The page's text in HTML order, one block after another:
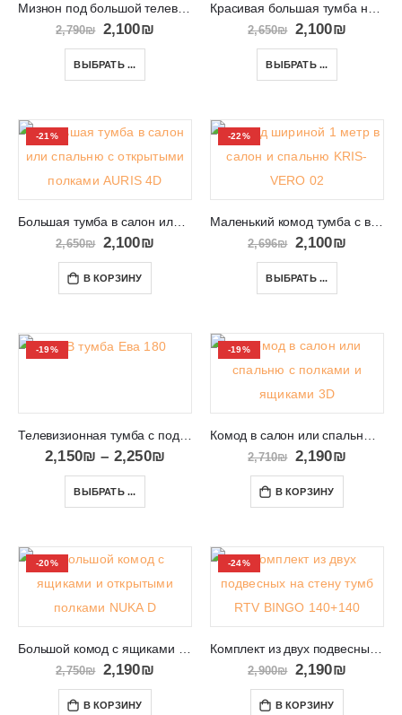
Мизнон под большой телевизор в салон SURF RTV 4D
2,790₪ 2,100₪
ВЫБРАТЬ ...
2,650₪ 2,100₪
ВЫБРАТЬ ...
-21%
Большая тумба в салон или спальню с открытыми полками AURIS 4D
2,650₪ 2,100₪
В КОРЗИНУ
-22%
Маленький комод тумба с выдвижными ящиками KRIS-VERO 02
2,696₪ 2,100₪
ВЫБРАТЬ ...
-19%
2,150₪ – 2,250₪
ВЫБРАТЬ ...
-19%
2,710₪ 2,190₪
В КОРЗИНУ
-20%
2,750₪ 2,190₪
В КОРЗИНУ
-24%
2,900₪ 2,190₪
В КОРЗИНУ